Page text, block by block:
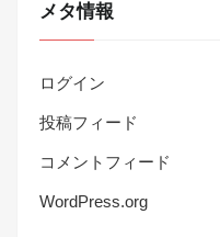
メタ情報
ログイン
投稿フィード
コメントフィード
WordPress.org